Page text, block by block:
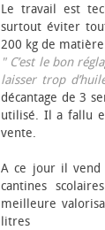
Le travail est
surtout éviter
200 kg de
" C’est le bon
laisser trop
décantage de 3
utilisé. Il a fallu
vente.
A ce jour il vend
cantines
meilleure
litres